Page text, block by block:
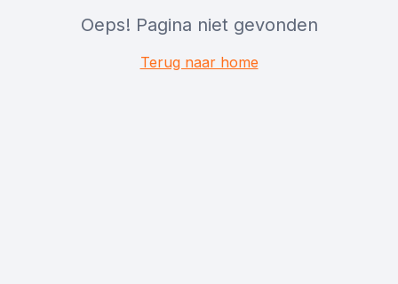
Oeps! Pagina niet gevonden
Terug naar home